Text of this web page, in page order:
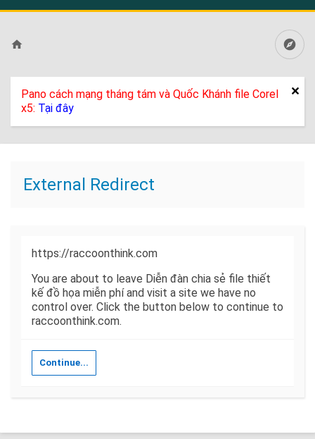
Pano cách mạng tháng tám và Quốc Khánh file Corel
x5: Tại đây
External Redirect
https://raccoonthink.com
You are about to leave Diễn đàn chia sẻ file thiết
kế đồ họa miễn phí and visit a site we have no
control over. Click the button below to continue to
raccoonthink.com.
Continue...